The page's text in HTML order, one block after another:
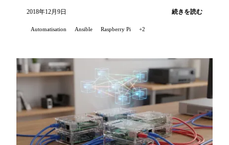
2018年12月9日 続きを読む
Automatisation Ansible Raspberry Pi +2